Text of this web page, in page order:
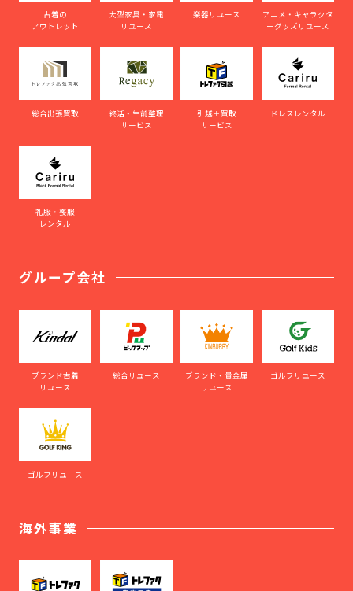
古着の
アウトレット
大型家具・家電
リユース
楽器リユース
アニメ・キャラクタ
ーグッズリユース
総合出張買取
終活・生前整理
サービス
引越＋買取
サービス
ドレスレンタル
礼服・喪服
レンタル
グループ会社
ブランド古着
リユース
総合リユース
ブランド・貴金属
リユース
ゴルフリユース
ゴルフリユース
海外事業